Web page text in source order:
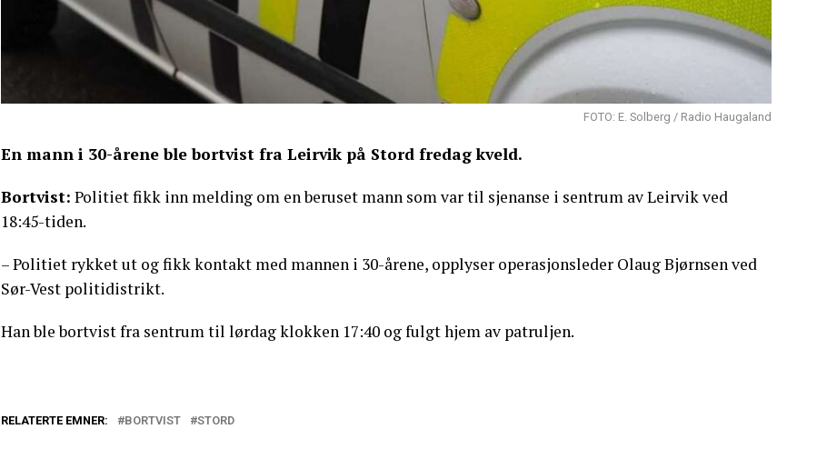
FOTO: E. Solberg / Radio Haugaland
En mann i 30-årene ble bortvist fra Leirvik på Stord fredag kveld.
Bortvist: Politiet fikk inn melding om en beruset mann som var til sjenanse i sentrum av Leirvik ved
18:45-tiden.
– Politiet rykket ut og fikk kontakt med mannen i 30-årene, opplyser operasjonsleder Olaug Bjørnsen ved
Sør-Vest politidistrikt.
Han ble bortvist fra sentrum til lørdag klokken 17:40 og fulgt hjem av patruljen.
RELATERTE EMNER: BORTVIST STORD